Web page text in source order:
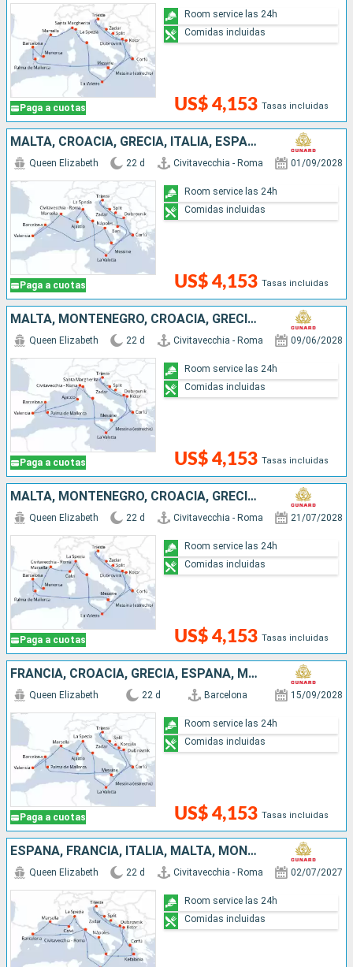
Paga a cuotas US$ 4,153 Tasas incluidas
Room service las 24h
Comidas incluidas
MALTA, CROACIA, GRECIA, ITALIA, ESPAÑA, FRANCIA
Paga a cuotas
Queen Elizabeth 22 d Civitavecchia - Roma 01/09/2028
US$ 4,153 Tasas incluidas
Room service las 24h
Comidas incluidas
MALTA, MONTENEGRO, CROACIA, GRECIA, ESPAÑA, FRANCIA, ITALIA
Paga a cuotas
Queen Elizabeth 22 d Civitavecchia - Roma 09/06/2028
US$ 4,153 Tasas incluidas
Room service las 24h
Comidas incluidas
MALTA, MONTENEGRO, CROACIA, GRECIA, ESPAÑA, FRANCIA, ITALIA
Paga a cuotas
Queen Elizabeth 22 d Civitavecchia - Roma 21/07/2028
US$ 4,153 Tasas incluidas
Room service las 24h
Comidas incluidas
FRANCIA, CROACIA, GRECIA, ESPAÑA, MALTA, ITALIA
Paga a cuotas
Queen Elizabeth 22 d Barcelona 15/09/2028
US$ 4,153 Tasas incluidas
Room service las 24h
Comidas incluidas
ESPAÑA, FRANCIA, ITALIA, MALTA, MONTENEGRO, CROACIA, GRECIA
Queen Elizabeth 22 d Civitavecchia - Roma 02/07/2027
Room service las 24h
Comidas incluidas